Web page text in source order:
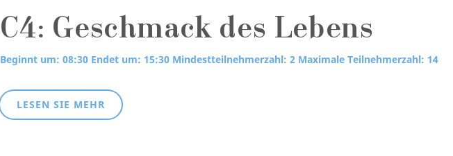
C4: Geschmack des Lebens
Beginnt um: 08:30 Endet um: 15:30 Mindestteilnehmerzahl: 2 Maximale Teilnehmerzahl: 14
LESEN SIE MEHR